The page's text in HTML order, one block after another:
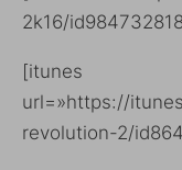
2k16/
[itunes
url=»https://
revolution-2/